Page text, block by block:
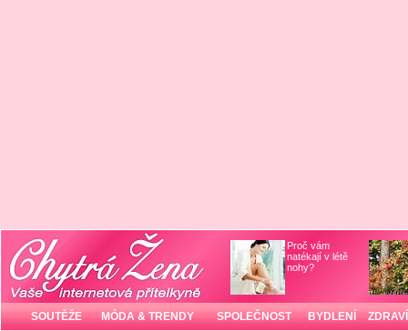
Proč vám
natékají v létě
nohy?
SOUTĚŽE MÓDA & TRENDY SPOLEČNOST BYDLENÍ ZDRAVÍ